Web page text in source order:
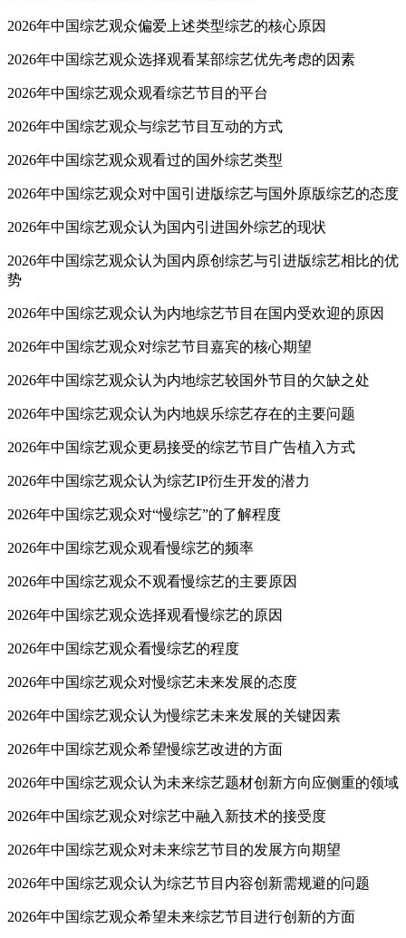
2026年中国综艺观众偏爱上述类型综艺的核心原因
2026年中国综艺观众选择观看某部综艺优先考虑的因素
2026年中国综艺观众观看综艺节目的平台
2026年中国综艺观众与综艺节目互动的方式
2026年中国综艺观众观看过的国外综艺类型
2026年中国综艺观众对中国引进版综艺与国外原版综艺的态度
2026年中国综艺观众认为国内引进国外综艺的现状
2026年中国综艺观众认为国内原创综艺与引进版综艺相比的优
势
2026年中国综艺观众认为内地综艺节目在国内受欢迎的原因
2026年中国综艺观众对综艺节目嘉宾的核心期望
2026年中国综艺观众认为内地综艺较国外节目的欠缺之处
2026年中国综艺观众认为内地娱乐综艺存在的主要问题
2026年中国综艺观众更易接受的综艺节目广告植入方式
2026年中国综艺观众认为综艺IP衍生开发的潜力
2026年中国综艺观众对“慢综艺”的了解程度
2026年中国综艺观众观看慢综艺的频率
2026年中国综艺观众不观看慢综艺的主要原因
2026年中国综艺观众选择观看慢综艺的原因
2026年中国综艺观众看慢综艺的程度
2026年中国综艺观众对慢综艺未来发展的态度
2026年中国综艺观众认为慢综艺未来发展的关键因素
2026年中国综艺观众希望慢综艺改进的方面
2026年中国综艺观众认为未来综艺题材创新方向应侧重的领域
2026年中国综艺观众对综艺中融入新技术的接受度
2026年中国综艺观众对未来综艺节目的发展方向期望
2026年中国综艺观众认为综艺节目内容创新需规避的问题
2026年中国综艺观众希望未来综艺节目进行创新的方面